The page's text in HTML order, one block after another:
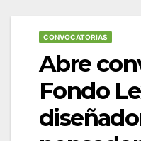
CONVOCATORIAS
Abre
Fondo